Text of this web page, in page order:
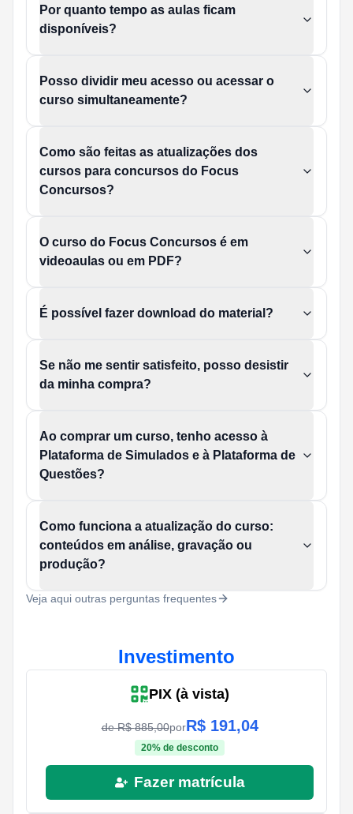
Por quanto tempo as aulas ficam
disponíveis?
Posso dividir meu acesso ou acessar o
curso simultaneamente?
Como são feitas as atualizações dos
cursos para concursos do Focus
Concursos?
O curso do Focus Concursos é em
videoaulas ou em PDF?
É possível fazer download do material?
Se não me sentir satisfeito, posso desistir
da minha compra?
Ao comprar um curso, tenho acesso à
Plataforma de Simulados e à Plataforma de
Questões?
Como funciona a atualização do curso:
conteúdos em análise, gravação ou
produção?
Veja aqui outras perguntas frequentes
Investimento
PIX (à vista)
de R$885,00porR$ 191,04
20% de desconto
Fazer matrícula